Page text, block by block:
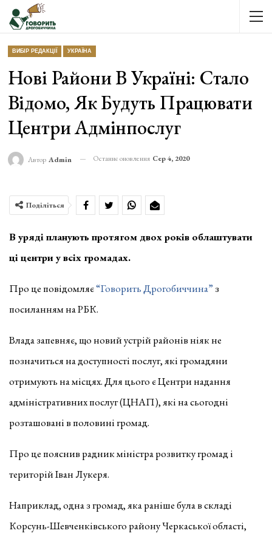
ВИБІР РЕДАКЦІЇ УКРАЇНА
Нові Райони В Україні: Стало
Відомо, Як Будуть Працювати
Центри Адмінпослуг
Автор Admin Останнє оновлення Сер 4, 2020
Поділіться
В уряді планують протягом двох років облаштувати
ці центри у всіх громадах.
Про це повідомляє“Говорить Дрогобиччина”з
посиланням на РБК.
Влада запевняє, що новий устрій районів ніяк не
позначиться на доступності послуг, які громадяни
отримують на місцях. Для цього є Центри надання
адміністративних послуг (ЦНАП), які на сьогодні
розташовані в половині громад.
Про це пояснив радник міністра розвитку громад і
територій Іван Лукеря.
Наприклад, одна з громад, яка раніше була в складі
Корсунь-Шевченківського району Черкаської області,